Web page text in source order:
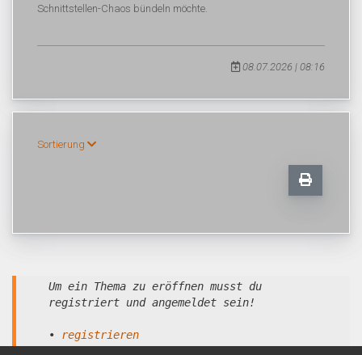
Schnittstellen-Chaos bündeln möchte.
08.07.2026 | 08:16
Sortierung
Um ein Thema zu eröffnen musst du
registriert und angemeldet sein!
• registrieren